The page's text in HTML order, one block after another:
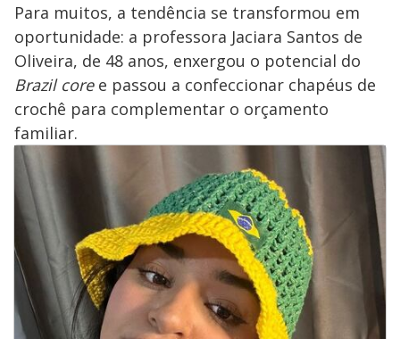
Para muitos, a tendência se transformou em
oportunidade: a professora Jaciara Santos de
Oliveira, de 48 anos, enxergou o potencial do
Brazil coree passou a confeccionar chapéus de
crochê para complementar o orçamento
familiar.